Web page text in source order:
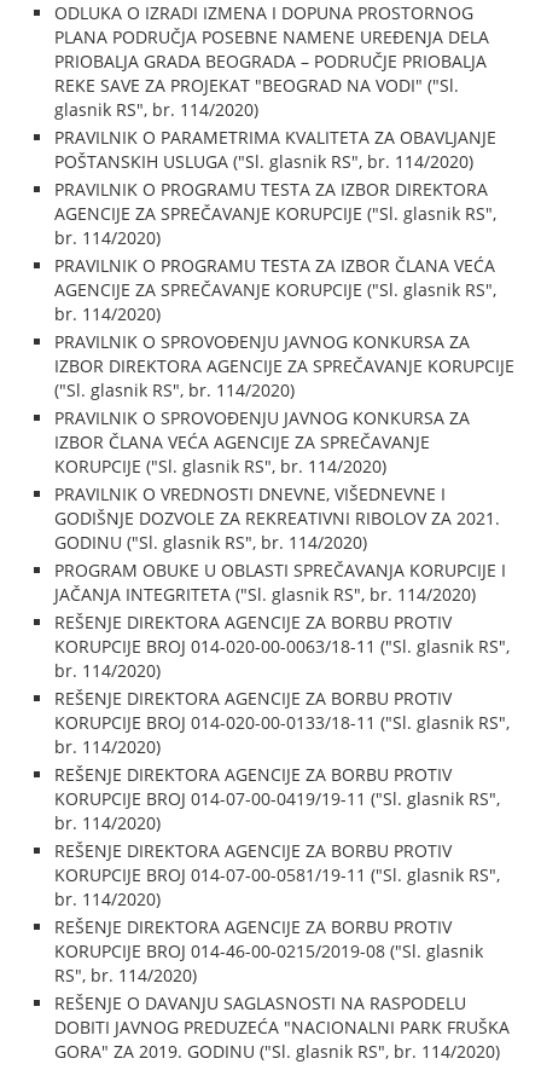
ODLUKA O IZRADI IZMENA I DOPUNA PROSTORNOG
PLANA PODRUČJA POSEBNE NAMENE UREĐENJA DELA
PRIOBALJA GRADA BEOGRADA – PODRUČJE PRIOBALJA
REKE SAVE ZA PROJEKAT "BEOGRAD NA VODI" ("Sl.
glasnik RS", br. 114/2020)
PRAVILNIK O PARAMETRIMA KVALITETA ZA OBAVLJANJE
POŠTANSKIH USLUGA ("Sl. glasnik RS", br. 114/2020)
PRAVILNIK O PROGRAMU TESTA ZA IZBOR DIREKTORA
AGENCIJE ZA SPREČAVANJE KORUPCIJE ("Sl. glasnik RS",
br. 114/2020)
PRAVILNIK O PROGRAMU TESTA ZA IZBOR ČLANA VEĆA
AGENCIJE ZA SPREČAVANJE KORUPCIJE ("Sl. glasnik RS",
br. 114/2020)
PRAVILNIK O SPROVOĐENJU JAVNOG KONKURSA ZA
IZBOR DIREKTORA AGENCIJE ZA SPREČAVANJE KORUPCIJE
("Sl. glasnik RS", br. 114/2020)
PRAVILNIK O SPROVOĐENJU JAVNOG KONKURSA ZA
IZBOR ČLANA VEĆA AGENCIJE ZA SPREČAVANJE
KORUPCIJE ("Sl. glasnik RS", br. 114/2020)
PRAVILNIK O VREDNOSTI DNEVNE, VIŠEDNEVNE I
GODIŠNJE DOZVOLE ZA REKREATIVNI RIBOLOV ZA 2021.
GODINU ("Sl. glasnik RS", br. 114/2020)
PROGRAM OBUKE U OBLASTI SPREČAVANJA KORUPCIJE I
JAČANJA INTEGRITETA ("Sl. glasnik RS", br. 114/2020)
REŠENJE DIREKTORA AGENCIJE ZA BORBU PROTIV
KORUPCIJE BROJ 014-020-00-0063/18-11 ("Sl. glasnik RS",
br. 114/2020)
REŠENJE DIREKTORA AGENCIJE ZA BORBU PROTIV
KORUPCIJE BROJ 014-020-00-0133/18-11 ("Sl. glasnik RS",
br. 114/2020)
REŠENJE DIREKTORA AGENCIJE ZA BORBU PROTIV
KORUPCIJE BROJ 014-07-00-0419/19-11 ("Sl. glasnik RS",
br. 114/2020)
REŠENJE DIREKTORA AGENCIJE ZA BORBU PROTIV
KORUPCIJE BROJ 014-07-00-0581/19-11 ("Sl. glasnik RS",
br. 114/2020)
REŠENJE DIREKTORA AGENCIJE ZA BORBU PROTIV
KORUPCIJE BROJ 014-46-00-0215/2019-08 ("Sl. glasnik
RS", br. 114/2020)
REŠENJE O DAVANJU SAGLASNOSTI NA RASPODELU
DOBITI JAVNOG PREDUZEĆA "NACIONALNI PARK FRUŠKA
GORA" ZA 2019. GODINU ("Sl. glasnik RS", br. 114/2020)